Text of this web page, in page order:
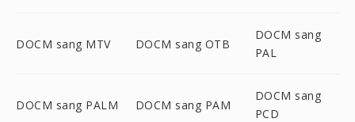
DOCM sang MTV DOCM sang OTB
DOCM sang
PAL
DOCM sang PALM DOCM sang PAM
DOCM sang
PCD